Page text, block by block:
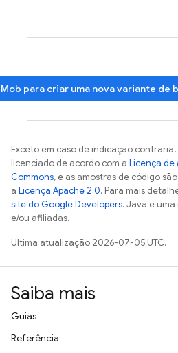
para criar uma nova variante de
Exceto em caso de indicação
licenciado de acordo com a Licença
Commons, e as amostras de código
a Licença Apache 2.0. Para mais
site do Google Developers. Java é
e/ou afiliadas.
Última atualização 2026-07-05 UTC.
Saiba mais
Guias
Referência